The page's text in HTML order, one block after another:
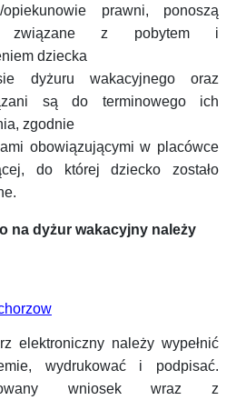
opiekunowie prawni, ponoszą
związane z pobytem i
dziecka
dyżuru wakacyjnego oraz
są do terminowego ich
zgodnie
obowiązującymi w placówce
do której dziecko zostało
na dyżur wakacyjny należy
elektroniczny należy wypełnić
wydrukować i podpisać.
wniosek wraz z